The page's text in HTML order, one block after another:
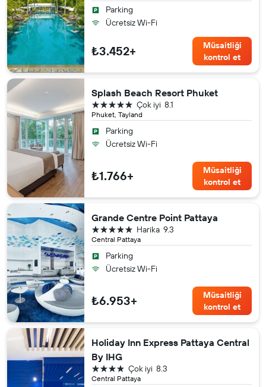
Parking
Ücretsiz Wi-Fi
₺3.452+
Müsaitliği
kontrol et
Splash Beach Resort Phuket
Phuket, Tayland
8.1
Çok iyi
5 yıldız
Parking
Ücretsiz Wi-Fi
₺1.766+
Müsaitliği
kontrol et
Grande Centre Point Pattaya
Central Pattaya
9.3
Harika
5 yıldız
Parking
Ücretsiz Wi-Fi
₺6.953+
Müsaitliği
kontrol et
Holiday Inn Express Pattaya Central
By IHG
Central Pattaya
8.3
Çok iyi
4 yıldız